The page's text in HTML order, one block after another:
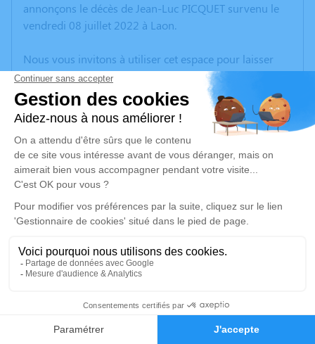
Faire-part Hommages
annonçons le décès de Jean-Luc PICQUET survenu le
vendredi 08 juillet 2022 à Laon.
Nous vous invitons à utiliser cet espace pour laisser
vos condoléances, partager des photos souvenirs, une
anecdote ou exprimer vos pensées à travers des
poèmes ou des textes. Cet endroit est un lieu
d'expression dédié à honorer la mémoire de Jean-Luc
PICQUET.
Un service de plantation d’arbre hommage est
disponible ici.
Je rends hommage
Cérémonie religieuse
Église Saint Aubin de Chalandry
Rue de l'Eglise